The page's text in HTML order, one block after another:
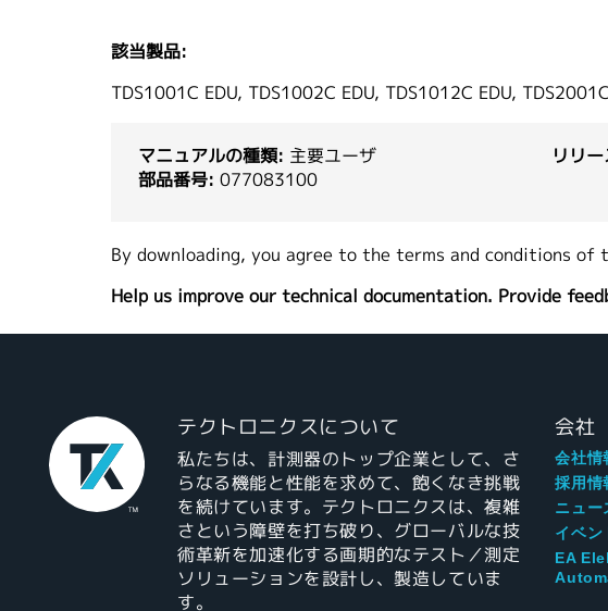
該当製品:
TDS1001C EDU, TDS1002C EDU, TDS1012C EDU,
マニュアルの種類: 主要ユーザ
部品番号: 077083100
リリ
By downloading, you agree to the terms and conditions of
Help us improve our technical documentation. Provide
テクトロニクスについて
私たちは、計測器のトップ企業として、さ
らなる機能と性能を求めて、飽くなき挑戦
を続けています。テクトロニクスは、複雑
さという障壁を打ち破り、グローバルな技
術革新を加速化する画期的なテスト／測定
ソリューションを設計し、製造していま
す。
会社
会社情
採用情
ニュー
イベン
EA